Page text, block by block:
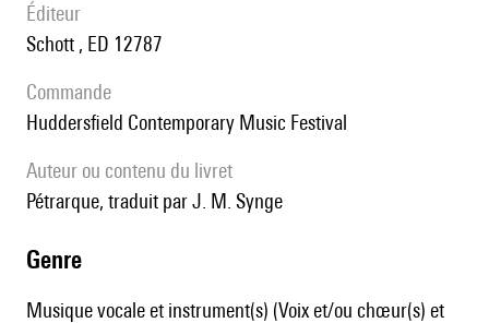
éditeur
Schott , ED 12787
Commande
Huddersfield Contemporary Music Festival
Auteur ou contenu du livret
Pétrarque, traduit par J. M. Synge
genre
Musique vocale et instrument(s) (Voix et/ou chœur(s) et